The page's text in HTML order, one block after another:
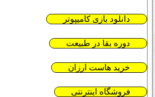
دانلود بازی کامیپوتر
دوره بقا در طبیعت
خرید هاست ارزان
فروشگاه اینترنتی